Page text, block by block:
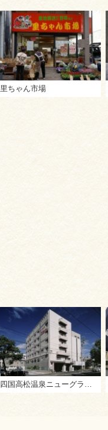
里ちゃん市場
四国高松温泉ニューグランデみまつ